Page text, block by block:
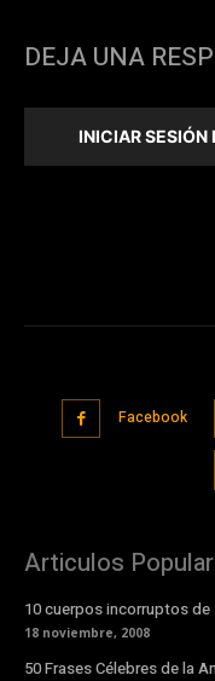
DEJA UNA
INICIAR SESIÓN
Facebook
Articulos
10 cuerpos incorruptos
18 noviembre, 2008
50 Frases Célebres de la